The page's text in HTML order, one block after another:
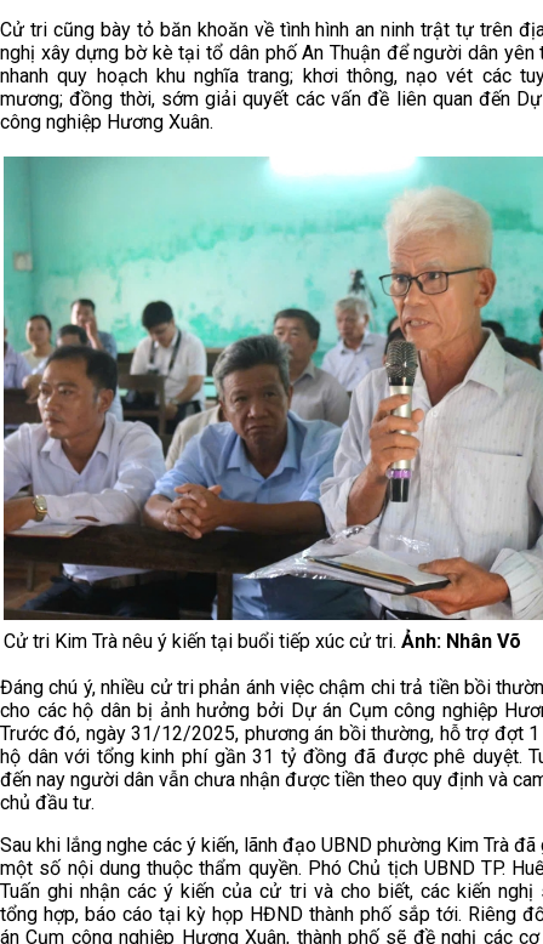
Cử tri cũng bày tỏ băn khoăn về tình hình an ninh trật tự trên
nghị xây dựng bờ kè tại tổ dân phố An Thuận để người dân yên
nhanh quy hoạch khu nghĩa trang; khơi thông, nạo vét các
mương; đồng thời, sớm giải quyết các vấn đề liên quan đến
công nghiệp Hương Xuân.
Cử tri Kim Trà nêu ý kiến tại buổi tiếp xúc cử tri. Ảnh: Nhân Võ
Đáng chú ý, nhiều cử tri phản ánh việc chậm chi trả tiền bồi
cho các hộ dân bị ảnh hưởng bởi Dự án Cụm công nghiệp
Trước đó, ngày 31/12/2025, phương án bồi thường, hỗ trợ đợt
hộ dân với tổng kinh phí gần 31 tỷ đồng đã được phê duyệt.
đến nay người dân vẫn chưa nhận được tiền theo quy định và
chủ đầu tư.
Sau khi lắng nghe các ý kiến, lãnh đạo UBND phường Kim Trà
một số nội dung thuộc thẩm quyền. Phó Chủ tịch UBND TP.
Tuấn ghi nhận các ý kiến của cử tri và cho biết, các kiến
tổng hợp, báo cáo tại kỳ họp HĐND thành phố sắp tới. Riêng
án Cụm công nghiệp Hương Xuân, thành phố sẽ đề nghị các